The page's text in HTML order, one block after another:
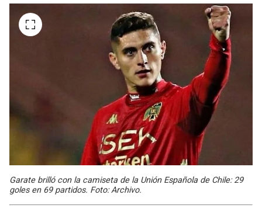
Garate brilló con la camiseta de la Unión Española de Chile: 29
goles en 69 partidos. Foto: Archivo.